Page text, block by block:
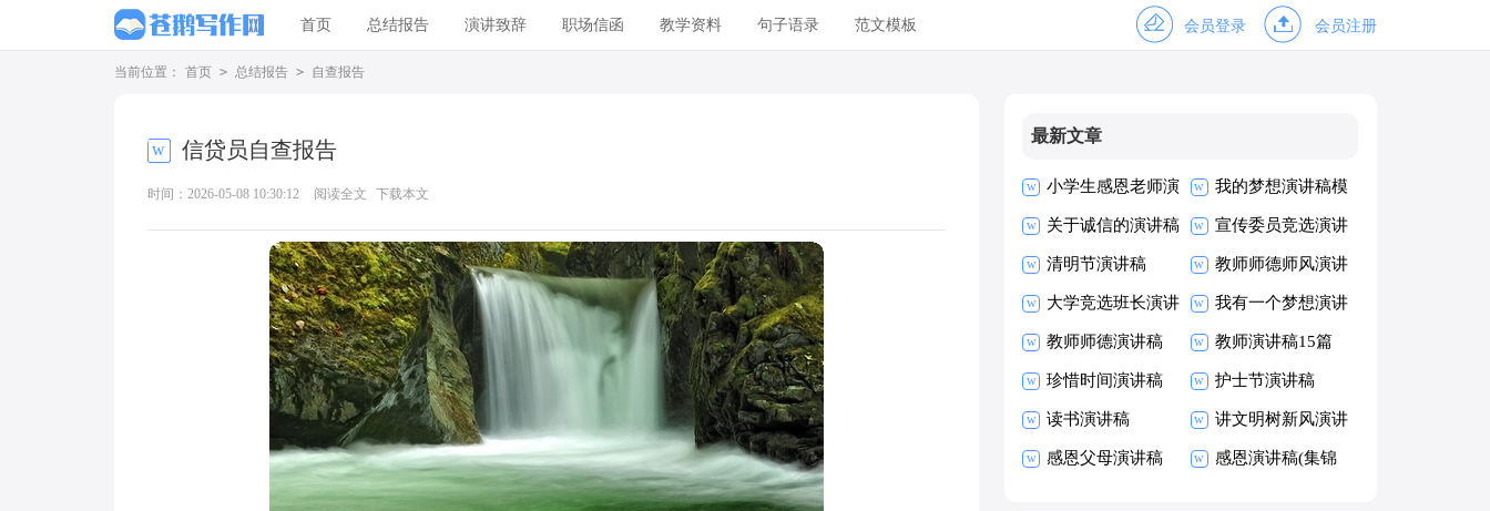
首页 总结报告 演讲致辞 职场信函 教学资料 句子语录 范文模板 会员登录 会员注册
当前位置： 首页 > 总结报告 > 自查报告
信贷员自查报告
时间：2026-05-08 10:30:12 阅读全文 下载本文
最新文章
小学生感恩老师演
讲稿
我的梦想演讲稿模
板
关于诚信的演讲稿 宣传委员竞选演讲
稿
清明节演讲稿 教师师德师风演讲
稿
大学竞选班长演讲
稿
我有一个梦想演讲
稿
教师师德演讲稿 教师演讲稿15篇
珍惜时间演讲稿
(15篇)
护士节演讲稿
读书演讲稿 讲文明树新风演讲
稿
感恩父母演讲稿 感恩演讲稿(集锦